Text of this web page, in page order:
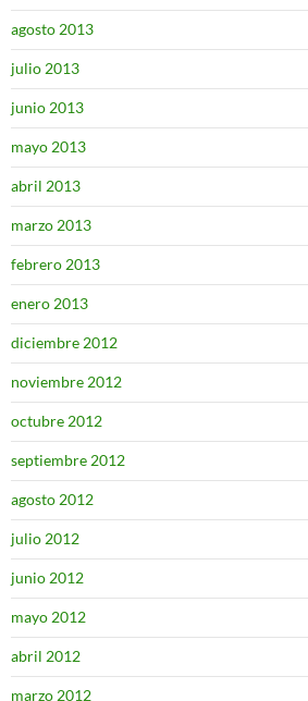
agosto 2013
julio 2013
junio 2013
mayo 2013
abril 2013
marzo 2013
febrero 2013
enero 2013
diciembre 2012
noviembre 2012
octubre 2012
septiembre 2012
agosto 2012
julio 2012
junio 2012
mayo 2012
abril 2012
marzo 2012